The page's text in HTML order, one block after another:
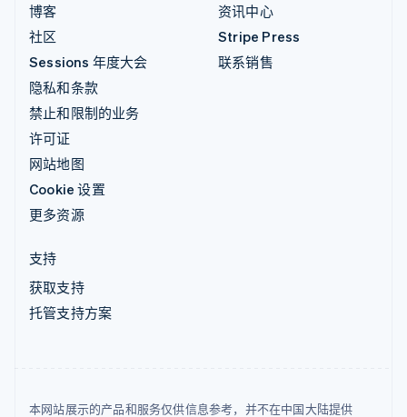
博客
社区
Sessions 年度大会
隐私和条款
禁止和限制的业务
许可证
网站地图
Cookie 设置
更多资源
资讯中心
Stripe Press
联系销售
支持
获取支持
托管支持方案
本网站展示的产品和服务仅供信息参考，并不在中国大陆提供